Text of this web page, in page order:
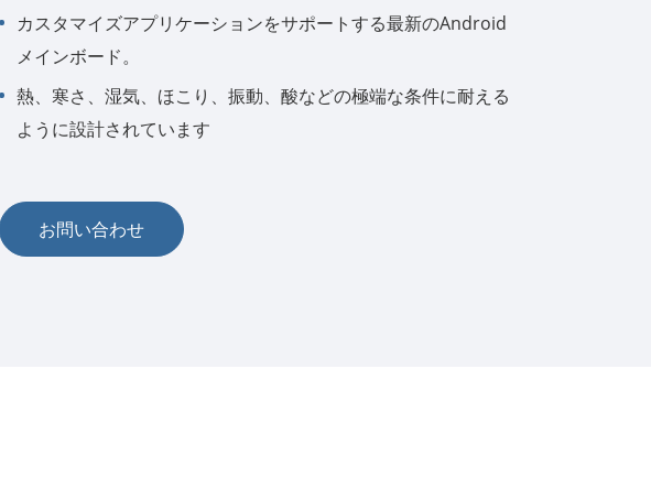
カスタマイズアプリケーションをサポートする最新のAndroid
メインボード。
熱、寒さ、湿気、ほこり、振動、酸などの極端な条件に耐える
ように設計されています
お問い合わせ